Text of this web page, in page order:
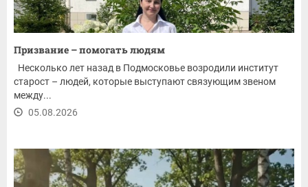
Призвание – помогать людям
Несколько лет назад в Подмосковье возродили институт
старост – людей, которые выступают связующим звеном
между...
05.08.2026